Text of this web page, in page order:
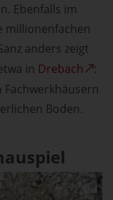
Ebenfalls im
millionenfachen
anders zeigt
in Drebach
:
Boden.